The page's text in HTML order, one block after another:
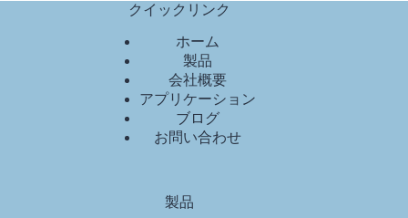
クイックリンク
ホーム
製品
会社概要
アプリケーション
ブログ
お問い合わせ
製品